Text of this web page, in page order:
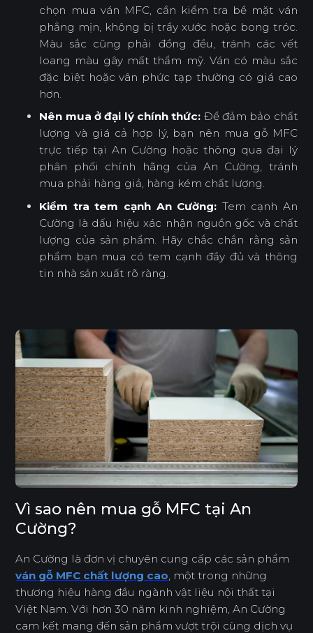
chọn mua ván MFC, cần kiểm tra bề mặt ván
phẳng mịn, không bị trầy xước hoặc bong tróc.
Màu sắc cũng phải đồng đều, tránh các vết
loang màu gây mất thẩm mỹ. Ván có màu sắc
đặc biệt hoặc vân phức tạp thường có giá cao
hơn.
Nên mua ở đại lý chính thức: Để đảm bảo chất
lượng và giá cả hợp lý, bạn nên mua gỗ MFC
trực tiếp tại An Cường hoặc thông qua đại lý
phân phối chính hãng của An Cường, tránh
mua phải hàng giả, hàng kém chất lượng.
Kiểm tra tem cạnh An Cường: Tem cạnh An
Cường là dấu hiệu xác nhận nguồn gốc và chất
lượng của sản phẩm. Hãy chắc chắn rằng sản
phẩm bạn mua có tem cạnh đầy đủ và thông
tin nhà sản xuất rõ ràng.
Vì sao nên mua gỗ MFC tại An
Cường?
An Cường là đơn vị chuyên cung cấp các sản phẩm
ván gỗ MFC chất lượng cao , một trong những
thương hiệu hàng đầu ngành vật liệu nội thất tại
Việt Nam. Với hơn 30 năm kinh nghiệm, An Cường
cam kết mang đến sản phẩm vượt trội cùng dịch vụ